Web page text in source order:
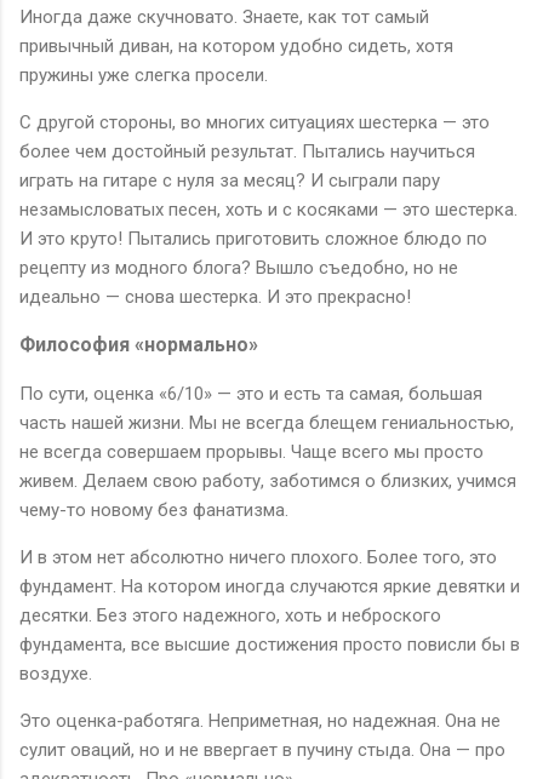
Иногда даже скучновато. Знаете, как тот самый
привычный диван, на котором удобно сидеть, хотя
пружины уже слегка просели.
С другой стороны, во многих ситуациях шестерка — это
более чем достойный результат. Пытались научиться
играть на гитаре с нуля за месяц? И сыграли пару
незамысловатых песен, хоть и с косяками — это шестерка.
И это круто! Пытались приготовить сложное блюдо по
рецепту из модного блога? Вышло съедобно, но не
идеально — снова шестерка. И это прекрасно!
Философия «нормально»
По сути, оценка «6/10» — это и есть та самая, большая
часть нашей жизни. Мы не всегда блещем гениальностью,
не всегда совершаем прорывы. Чаще всего мы просто
живем. Делаем свою работу, заботимся о близких, учимся
чему-то новому без фанатизма.
И в этом нет абсолютно ничего плохого. Более того, это
фундамент. На котором иногда случаются яркие девятки и
десятки. Без этого надежного, хоть и неброского
фундамента, все высшие достижения просто повисли бы в
воздухе.
Это оценка-работяга. Неприметная, но надежная. Она не
сулит оваций, но и не ввергает в пучину стыда. Она — про